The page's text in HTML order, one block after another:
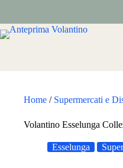
contenuto
Home / Supermercati e
Volantino Esselunga
Esselunga